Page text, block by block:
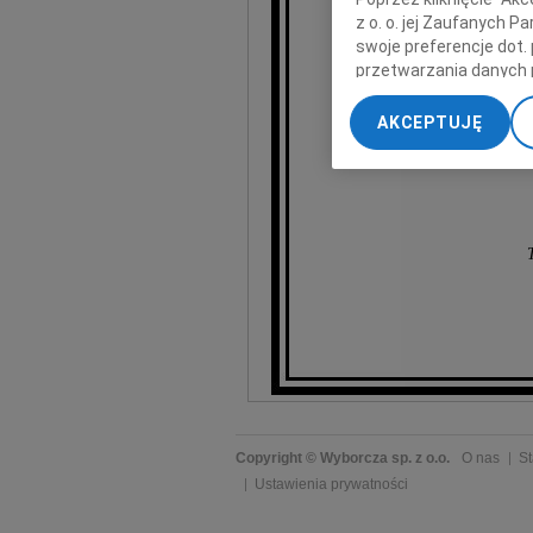
Copyright © Wyborcza sp. z o.o. O nas
Ustawienia prywatności
z o. o. jej Zaufanych
swoje preferencje dot.
przetwarzania danych
„Ustawienia
My, nasi Zaufani
dokładnych danych
Przechowywanie
AKCEPTUJĘ